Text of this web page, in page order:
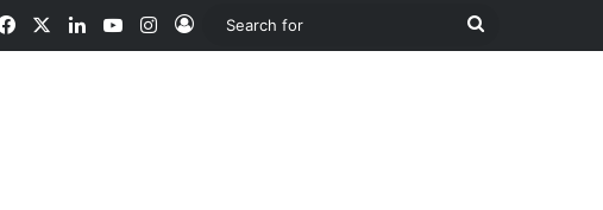
FacebookLinkedInYouTubeInstagram
Log In
Search